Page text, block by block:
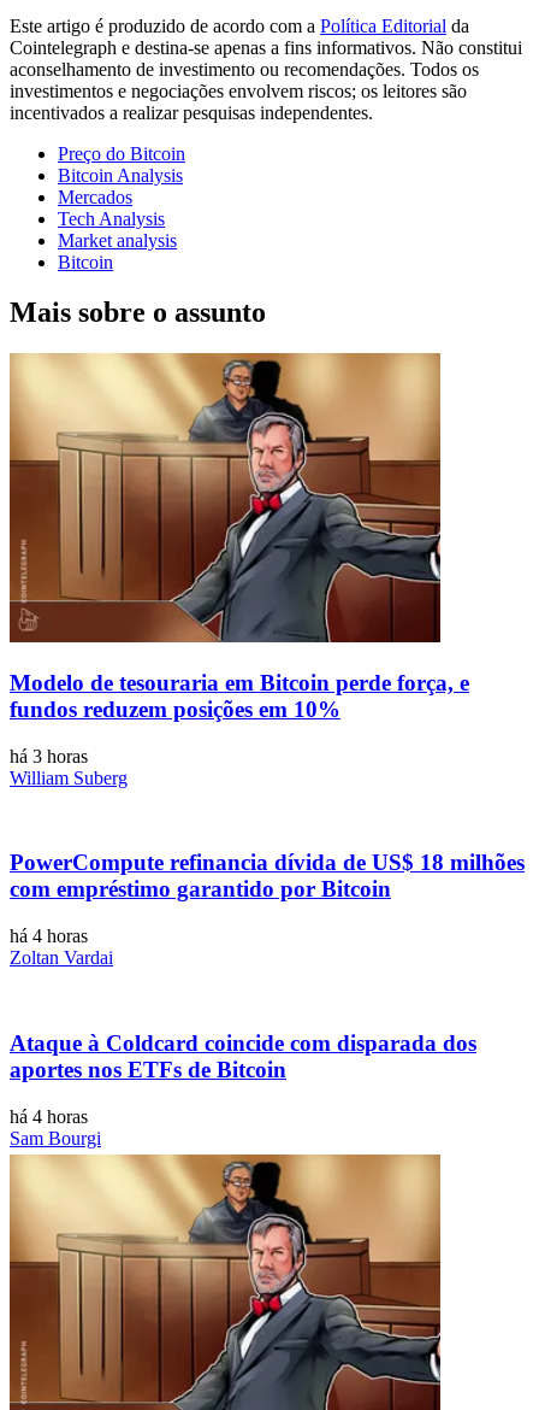
Este artigo é produzido de acordo com a Política Editorial da
Cointelegraph e destina-se apenas a fins informativos. Não constitui
aconselhamento de investimento ou recomendações. Todos os
investimentos e negociações envolvem riscos; os leitores são
incentivados a realizar pesquisas independentes.
Preço do Bitcoin
Bitcoin Analysis
Mercados
Tech Analysis
Market analysis
Bitcoin
Mais sobre o assunto
Modelo de tesouraria em Bitcoin perde força, e
fundos reduzem posições em 10%
há 3 horas
William Suberg
PowerCompute refinancia dívida de US$ 18 milhões
com empréstimo garantido por Bitcoin
há 4 horas
Zoltan Vardai
Ataque à Coldcard coincide com disparada dos
aportes nos ETFs de Bitcoin
há 4 horas
Sam Bourgi